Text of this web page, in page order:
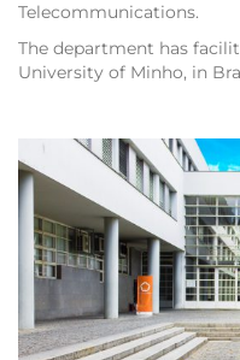
Telecommunications.
The department has
University of Minho, in